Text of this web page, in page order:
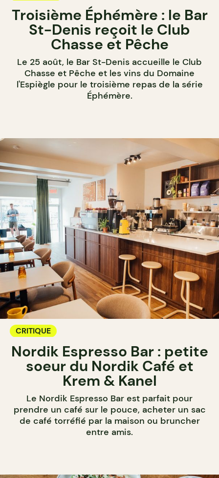
Troisième Éphémère : le Bar
St-Denis reçoit le Club
Chasse et Pêche
Le 25 août, le Bar St-Denis accueille le Club
Chasse et Pêche et les vins du Domaine
l'Espiègle pour le troisième repas de la série
Éphémère.
CRITIQUE
Nordik Espresso Bar : petite
soeur du Nordik Café et
Krem & Kanel
Le Nordik Espresso Bar est parfait pour
prendre un café sur le pouce, acheter un sac
de café torréfié par la maison ou bruncher
entre amis.